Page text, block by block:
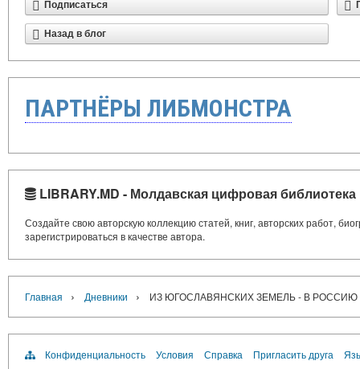
Подписаться
Назад в блог
ПАРТНЁРЫ ЛИБМОНСТРА
LIBRARY.MD - Молдавская цифровая библиотека
Создайте свою авторскую коллекцию статей, книг, авторских работ,
зарегистрироваться в качестве автора.
Главная › Дневники › ИЗ ЮГОСЛАВЯНСКИХ ЗЕМЕЛЬ - В РОССИЮ
Конфиденциальность Условия Справка Пригласить друга